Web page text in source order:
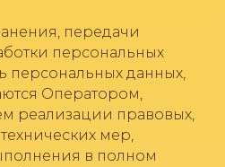
передачи
персональных
персональных данных,
Оператором,
реализации правовых,
мер,
в полном